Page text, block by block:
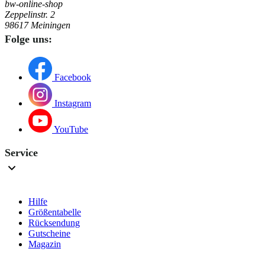
bw-online-shop
Zeppelinstr. 2
98617 Meiningen
Folge uns:
Facebook
Instagram
YouTube
Service
Hilfe
Größentabelle
Rücksendung
Gutscheine
Magazin